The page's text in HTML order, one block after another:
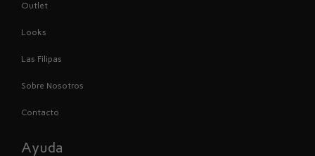
Outlet
Looks
Las Filipas
Sobre Nosotros
Contacto
Ayuda